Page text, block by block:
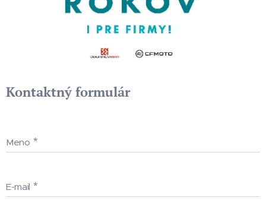
Kontaktný formulár
Meno
E-mail